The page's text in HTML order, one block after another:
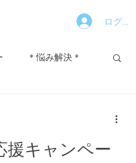
ログイン
＊悩み解決＊
援キャンペー